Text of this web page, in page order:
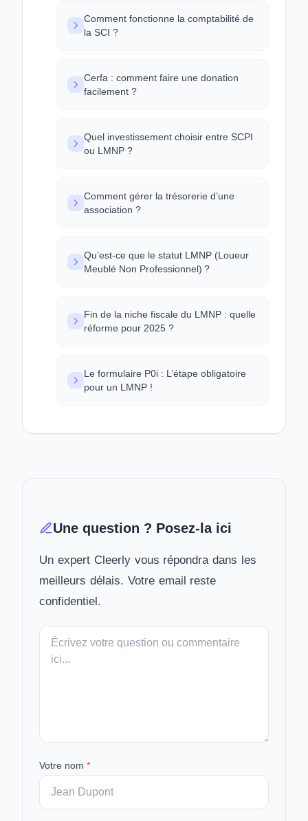
Comment fonctionne la comptabilité de
la SCI ?
Cerfa : comment faire une donation
facilement ?
Quel investissement choisir entre SCPI
ou LMNP ?
Comment gérer la trésorerie d’une
association ?
Qu’est-ce que le statut LMNP (Loueur
Meublé Non Professionnel) ?
Fin de la niche fiscale du LMNP : quelle
réforme pour 2025 ?
Le formulaire P0i : L’étape obligatoire
pour un LMNP !
Une question ? Posez-la ici
Un expert Cleerly vous répondra dans les
meilleurs délais. Votre email reste
confidentiel.
Votre
message
Votre nom *